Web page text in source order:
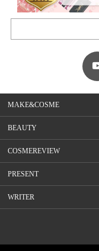
MAKE&COSME
BEAUTY
COSMEREVIEW
PRESENT
WRITER